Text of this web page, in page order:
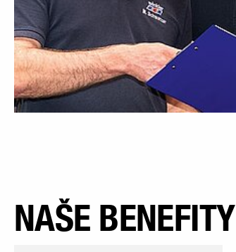
NAŠE BENEFITY